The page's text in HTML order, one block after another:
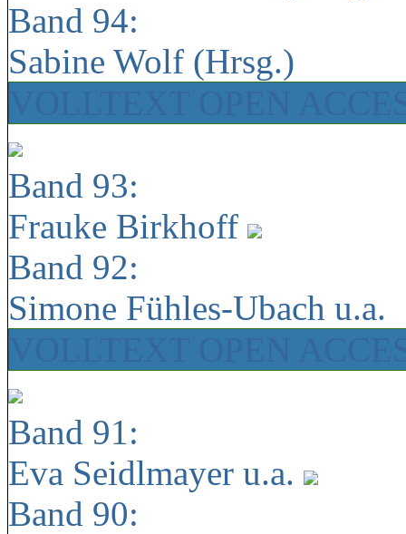
Band 94:
Sabine Wolf (Hrsg.)
Band 93:
Frauke Birkhoff
Band 92:
Simone Fühles-Ubach u.a.
Band 91:
Eva Seidlmayer u.a.
Band 90: